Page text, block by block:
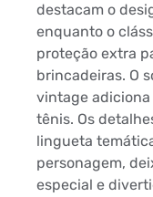
destacam o
enquanto o
proteção extra
brincadeiras. O
vintage
tênis. Os
lingueta
personagem,
especial e